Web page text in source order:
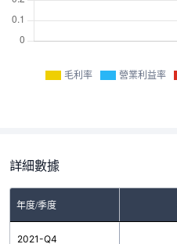
毛利率 營業利益率
詳細數據
年度/季度
2021-Q4